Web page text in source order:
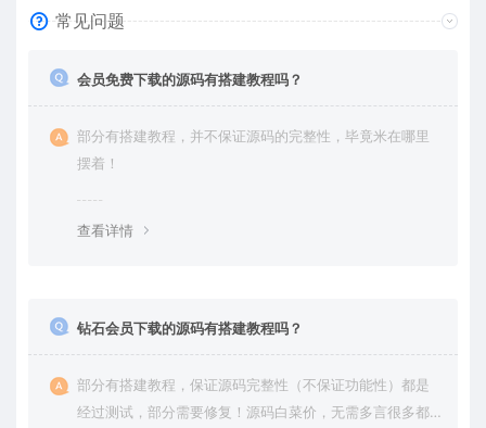
常见问题
会员免费下载的源码有搭建教程吗？
部分有搭建教程，并不保证源码的完整性，毕竟米在哪里
摆着！
查看详情
钻石会员下载的源码有搭建教程吗？
部分有搭建教程，保证源码完整性（不保证功能性）都是
经过测试，部分需要修复！源码白菜价，无需多言很多都